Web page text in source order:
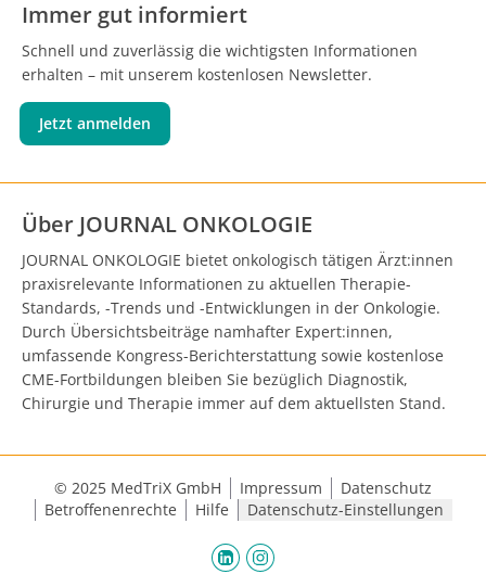
Immer gut informiert
Schnell und zuverlässig die wichtigsten Informationen
erhalten – mit unserem kostenlosen Newsletter.
Jetzt anmelden
Über JOURNAL ONKOLOGIE
JOURNAL ONKOLOGIE bietet onkologisch tätigen Ärzt:innen
praxisrelevante Informationen zu aktuellen Therapie-
Standards, -Trends und -Entwicklungen in der Onkologie.
Durch Übersichtsbeiträge namhafter Expert:innen,
umfassende Kongress-Berichterstattung sowie kostenlose
CME-Fortbildungen bleiben Sie bezüglich Diagnostik,
Chirurgie und Therapie immer auf dem aktuellsten Stand.
© 2025 MedTriX GmbH Impressum
Datenschutz
Betroffenenrechte
Hilfe Datenschutz-Einstellungen